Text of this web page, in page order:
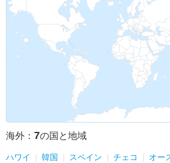
海外： 7の国と地域
ハワイ 韓国 スペイン チェコ
オー